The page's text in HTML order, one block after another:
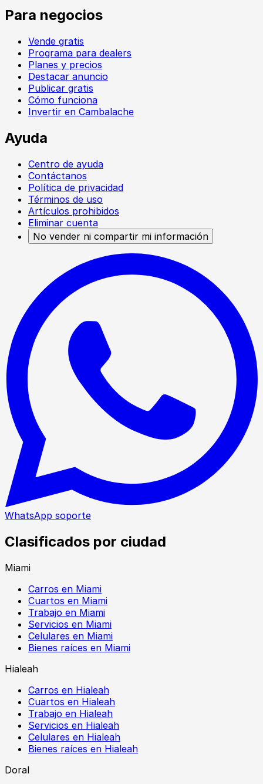
Para negocios
Vende gratis
Programa para dealers
Planes y precios
Destacar anuncio
Publicar gratis
Cómo funciona
Invertir en Cambalache
Ayuda
Centro de ayuda
Contáctanos
Política de privacidad
Términos de uso
Artículos prohibidos
Eliminar cuenta
No vender ni compartir mi información
WhatsApp soporte
Clasificados por ciudad
Miami
Carros en Miami
Cuartos en Miami
Trabajo en Miami
Servicios en Miami
Celulares en Miami
Bienes raíces en Miami
Hialeah
Carros en Hialeah
Cuartos en Hialeah
Trabajo en Hialeah
Servicios en Hialeah
Celulares en Hialeah
Bienes raíces en Hialeah
Doral